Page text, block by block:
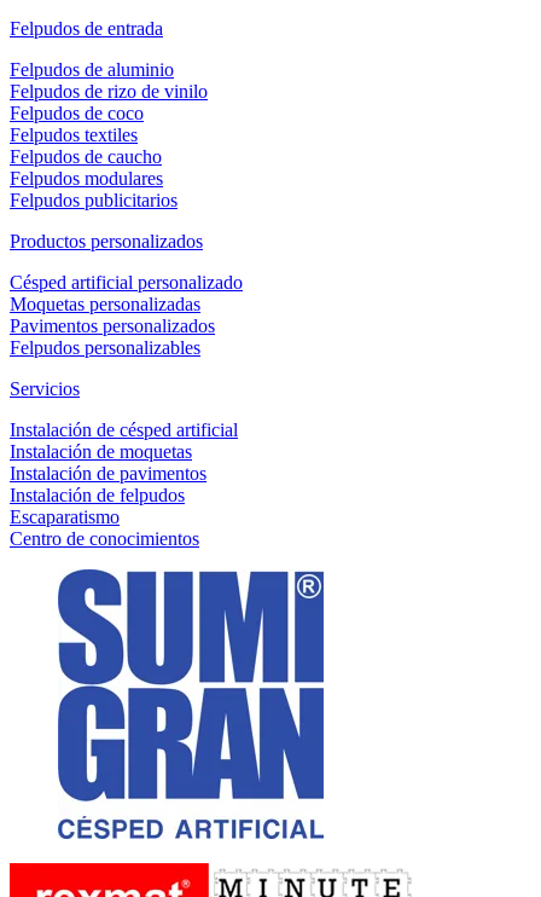
Felpudos de entrada
Felpudos de aluminio
Felpudos de rizo de vinilo
Felpudos de coco
Felpudos textiles
Felpudos de caucho
Felpudos modulares
Felpudos publicitarios
Productos personalizados
Césped artificial personalizado
Moquetas personalizadas
Pavimentos personalizados
Felpudos personalizables
Servicios
Instalación de césped artificial
Instalación de moquetas
Instalación de pavimentos
Instalación de felpudos
Escaparatismo
Centro de conocimientos